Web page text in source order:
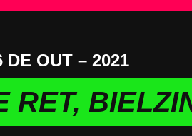
DE OUT – 2021
RET,